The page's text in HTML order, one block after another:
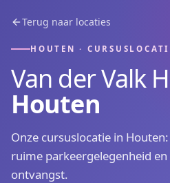
Terug naar locaties
HOUTEN ·
Van der Valk
Houten
Onze cursuslocatie in Houten
ruime parkeergelegenheid
ontvangst.